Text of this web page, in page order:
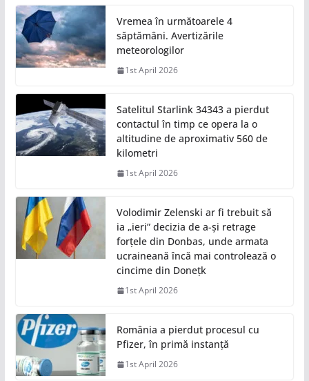
Vremea în următoarele 4
săptămâni. Avertizările
meteorologilor
1st April 2026
Satelitul Starlink 34343 a pierdut
contactul în timp ce opera la o
altitudine de aproximativ 560 de
kilometri
1st April 2026
Volodimir Zelenski ar fi trebuit să
ia „ieri” decizia de a-și retrage
forțele din Donbas, unde armata
ucraineană încă mai controlează o
cincime din Donețk
1st April 2026
România a pierdut procesul cu
Pfizer, în primă instanță
1st April 2026